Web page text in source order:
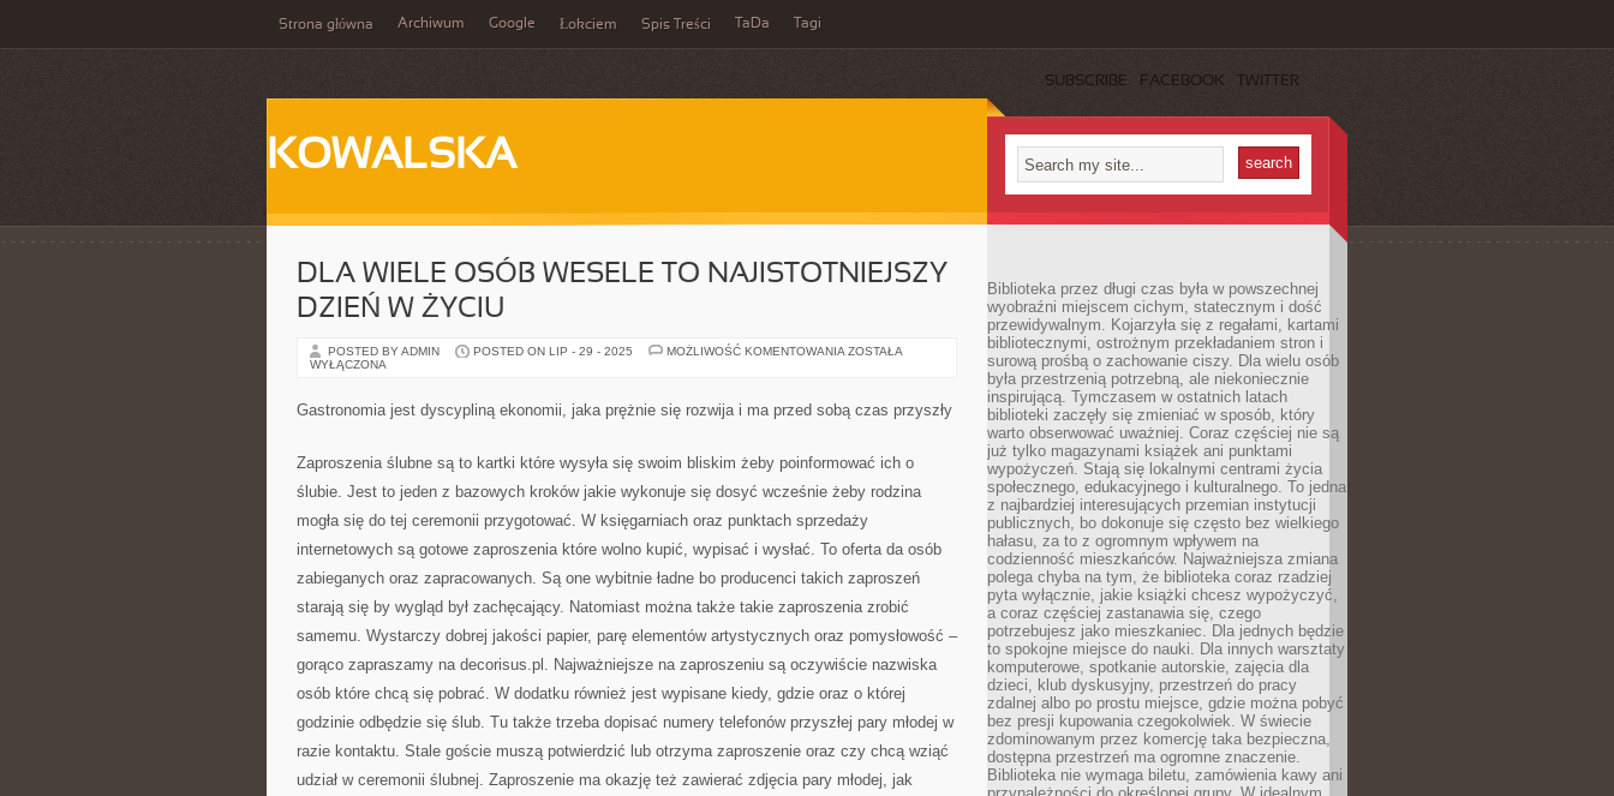
Strona główna Archiwum Google Łokciem Spis Treści TaDa Tagi
SUBSCRIBE FACEBOOK TWITTER
KOWALSKA
DLA WIELE OSÓB WESELE TO NAJISTOTNIEJSZY
DZIEŃ W ŻYCIU
POSTED BY ADMIN POSTED ON LIP - 29 - 2025 MOŻLIWOŚĆ KOMENTOWANIA DLA
NAJISTOTNIEJSZY
ŻYCIU
ZOSTAŁA
WYŁĄCZONA
Gastronomia jest dyscypliną ekonomii, jaka prężnie się rozwija i ma przed sobą czas przyszły
Zaproszenia ślubne są to kartki które wysyła się swoim bliskim żeby poinformować ich o
ślubie. Jest to jeden z bazowych kroków jakie wykonuje się dosyć wcześnie żeby rodzina
mogła się do tej ceremonii przygotować. W księgarniach oraz punktach sprzedaży
internetowych są gotowe zaproszenia które wolno kupić, wypisać i wysłać. To oferta da osób
zabieganych oraz zapracowanych. Są one wybitnie ładne bo producenci takich zaproszeń
starają się by wygląd był zachęcający. Natomiast można także takie zaproszenia zrobić
samemu. Wystarczy dobrej jakości papier, parę elementów artystycznych oraz pomysłowość –
gorąco zapraszamy na decorisus.pl. Najważniejsze na zaproszeniu są oczywiście nazwiska
osób które chcą się pobrać. W dodatku również jest wypisane kiedy, gdzie oraz o której
godzinie odbędzie się ślub. Tu także trzeba dopisać numery telefonów przyszłej pary młodej w
razie kontaktu. Stale goście muszą potwierdzić lub otrzyma zaproszenie oraz czy chcą wziąć
udział w ceremonii ślubnej. Zaproszenie ma okazję też zawierać zdjęcia pary młodej, jak
Biblioteka przez długi czas była w powszechnej
wyobraźni miejscem cichym, statecznym i dość
przewidywalnym. Kojarzyła się z regałami, kartami
bibliotecznymi, ostrożnym przekładaniem stron i
surową prośbą o zachowanie ciszy. Dla wielu osób
była przestrzenią potrzebną, ale niekoniecznie
inspirującą. Tymczasem w ostatnich latach
biblioteki zaczęły się zmieniać w sposób, który
warto obserwować uważniej. Coraz częściej nie są
już tylko magazynami książek ani punktami
wypożyczeń. Stają się lokalnymi centrami życia
społecznego, edukacyjnego i kulturalnego. To jedna
z najbardziej interesujących przemian instytucji
publicznych, bo dokonuje się często bez wielkiego
hałasu, za to z ogromnym wpływem na
codzienność mieszkańców. Najważniejsza zmiana
polega chyba na tym, że biblioteka coraz rzadziej
pyta wyłącznie, jakie książki chcesz wypożyczyć,
a coraz częściej zastanawia się, czego
potrzebujesz jako mieszkaniec. Dla jednych będzie
to spokojne miejsce do nauki. Dla innych warsztaty
komputerowe, spotkanie autorskie, zajęcia dla
dzieci, klub dyskusyjny, przestrzeń do pracy
zdalnej albo po prostu miejsce, gdzie można pobyć
bez presji kupowania czegokolwiek. W świecie
zdominowanym przez komercję taka bezpieczna,
dostępna przestrzeń ma ogromne znaczenie.
Biblioteka nie wymaga biletu, zamówienia kawy ani